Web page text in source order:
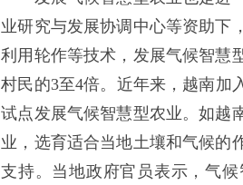
业研究与发展协调中心等资助下
利用轮作等技术，发展气候智慧
村民的3至4倍。近年来，越南加
试点发展气候智慧型农业。如越
业，选育适合当地土壤和气候的
支持。当地政府官员表示，气